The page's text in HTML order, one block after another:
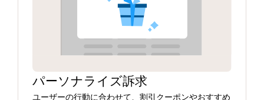
パーソナライズ訴求
ユーザーの行動に合わせて、割引クーポンやおすすめ